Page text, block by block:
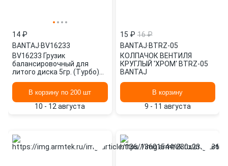
14 ₽
BANTAJ·BV16233
BV16233 Грузик
балансировочный для
литого диска 5гр. (Турбо)
В корзину по 200 шт
10 - 12 августа
15 ₽ 16 ₽
BANTAJ·BTRZ-05
КОЛПАЧОК ВЕНТИЛЯ
КРУГЛЫЙ 'ХРОМ' BTRZ-05
BANTAJ
В корзину
9 - 11 августа